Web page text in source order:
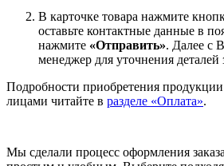
В карточке товара нажмите
оставьте контактные данные в
нажмите «Отправить». Далее с
менеджер для уточнения деталей
Подробности приобретения
лицами читайте в разделе «Оплата».
Мы сделали процесс оформления